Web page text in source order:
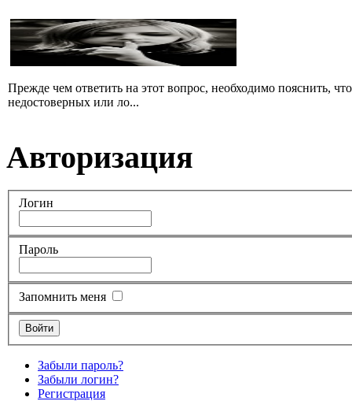
Прежде чем ответить на этот вопрос, необходимо пояснить,
недостоверных или ло...
Авторизация
Логин
Пароль
Запомнить меня
Забыли пароль?
Забыли логин?
Регистрация